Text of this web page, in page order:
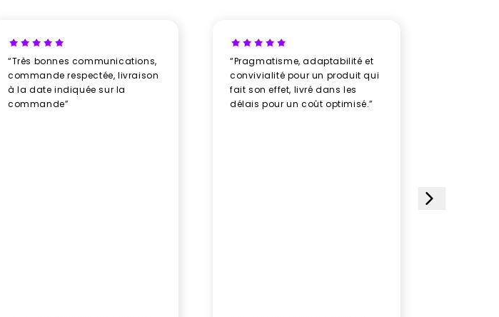
“Très bonnes communications,
commande respectée, livraison
à la date indiquée sur la
commande”
“Pragmatisme, adaptabilité et
convivialité pour un produit qui
fait son effet, livré dans les
délais pour un coût optimisé.”